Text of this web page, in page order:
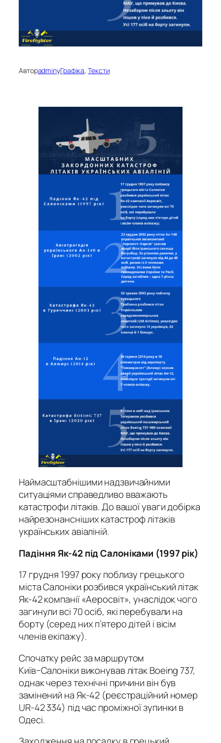
АвторadminуГрафіка, Тексти
Наймасштабнішими надзвичайними
ситуаціями справедливо вважають
катастрофи літаків. До вашої уваги добірка
найрезонансніших катастроф літаків
українських авіаліній.
Падіння Як-42 під Салоніками (1997 рік)
17 грудня 1997 року поблизу грецького
міста Салоніки розбився український літак
Як-42 компанії «Аеросвіт», унаслідок чого
загинули всі 70 осіб, які перебували на
борту (серед них п’ятеро дітей і вісім
членів екіпажу).
Спочатку рейс за маршрутом
Київ−Салоніки виконував літак Boeing 737,
однак через технічні причини він був
замінений на Як-42 (реєстраційний номер
UR-42 334) під час проміжної зупинки в
Одесі.